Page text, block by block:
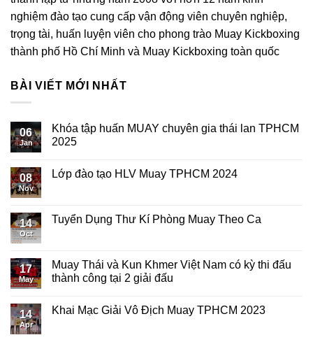
nghiệm đào tạo cung cấp vận động viên chuyên nghiệp,
trọng tài, huấn luyện viên cho phong trào Muay Kickboxing
thành phố Hồ Chí Minh và Muay Kickboxing toàn quốc
BÀI VIẾT MỚI NHẤT
06
Jan
Khóa tập huấn MUAY chuyên gia thái lan TPHCM
2025
08
Nov
Lớp đào tạo HLV Muay TPHCM 2024
14
Oct
Tuyển Dụng Thư Kí Phòng Muay Theo Ca
17
May
Muay Thái và Kun Khmer Việt Nam có kỳ thi đấu
thành công tại 2 giải đấu
14
Apr
Khai Mạc Giải Vô Địch Muay TPHCM 2023